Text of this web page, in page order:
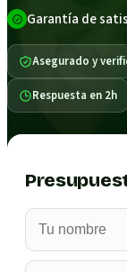
Garantía de
Asegurado y
Respuesta en 2h